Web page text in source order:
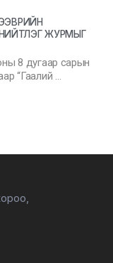
ЖУРМЫГ
8 дугаар сарын
“Гаалий …